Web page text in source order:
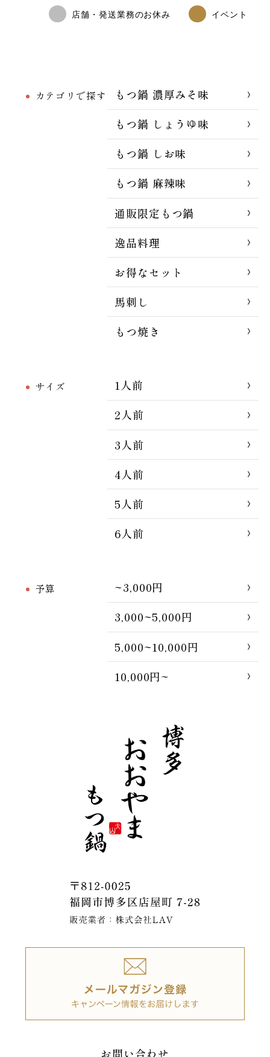
カテゴリで探す
もつ鍋 濃厚みそ味
もつ鍋 しょうゆ味
もつ鍋 しお味
もつ鍋 麻辣味
通販限定もつ鍋
逸品料理
お得なセット
馬刺し
もつ焼き
サイズ
1人前
2人前
3人前
4人前
5人前
6人前
予算
~3,000円
3,000~5,000円
5,000~10,000円
10,000円~
店舗・発送業務のお休み イベント
お問い合わせ